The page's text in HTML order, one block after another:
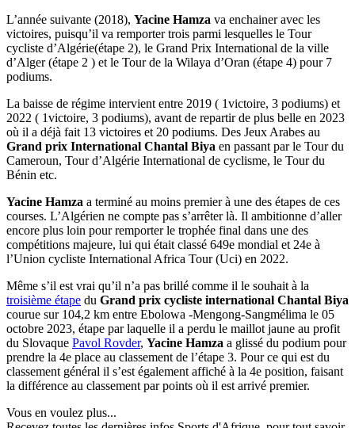
L’année suivante (2018), Yacine Hamza va enchainer avec les
victoires, puisqu’il va remporter trois parmi lesquelles le Tour
cycliste d’Algérie(étape 2), le Grand Prix International de la ville
d’Alger (étape 2 ) et le Tour de la Wilaya d’Oran (étape 4) pour 7
podiums.
La baisse de régime intervient entre 2019 ( 1victoire, 3 podiums) et
2022 ( 1victoire, 3 podiums), avant de repartir de plus belle en 2023
où il a déjà fait 13 victoires et 20 podiums. Des Jeux Arabes au
Grand prix International Chantal Biya en passant par le Tour du
Cameroun, Tour d’Algérie International de cyclisme, le Tour du
Bénin etc.
Yacine Hamza a terminé au moins premier à une des étapes de ces
courses. L’Algérien ne compte pas s’arrêter là. Il ambitionne d’aller
encore plus loin pour remporter le trophée final dans une des
compétitions majeure, lui qui était classé 649e mondial et 24e à
l’Union cycliste International Africa Tour (Uci) en 2022.
Même s’il est vrai qu’il n’a pas brillé comme il le souhait à la
troisième étape du Grand prix cycliste international Chantal Biya
courue sur 104,2 km entre Ebolowa -Mengong-Sangmélima le 05
octobre 2023, étape par laquelle il a perdu le maillot jaune au profit
du Slovaque Pavol Rovder, Yacine Hamza a glissé du podium pour
prendre la 4e place au classement de l’étape 3. Pour ce qui est du
classement général il s’est également affiché à la 4e position, faisant
la différence au classement par points où il est arrivé premier.
Vous en voulez plus...